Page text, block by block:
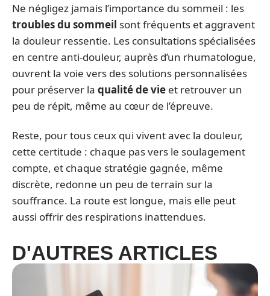
Ne négligez jamais l’importance du sommeil : les
troubles du sommeil sont fréquents et aggravent
la douleur ressentie. Les consultations spécialisées
en centre anti-douleur, auprès d’un rhumatologue,
ouvrent la voie vers des solutions personnalisées
pour préserver la qualité de vie et retrouver un
peu de répit, même au cœur de l’épreuve.
Reste, pour tous ceux qui vivent avec la douleur,
cette certitude : chaque pas vers le soulagement
compte, et chaque stratégie gagnée, même
discrète, redonne un peu de terrain sur la
souffrance. La route est longue, mais elle peut
aussi offrir des respirations inattendues.
D'AUTRES ARTICLES